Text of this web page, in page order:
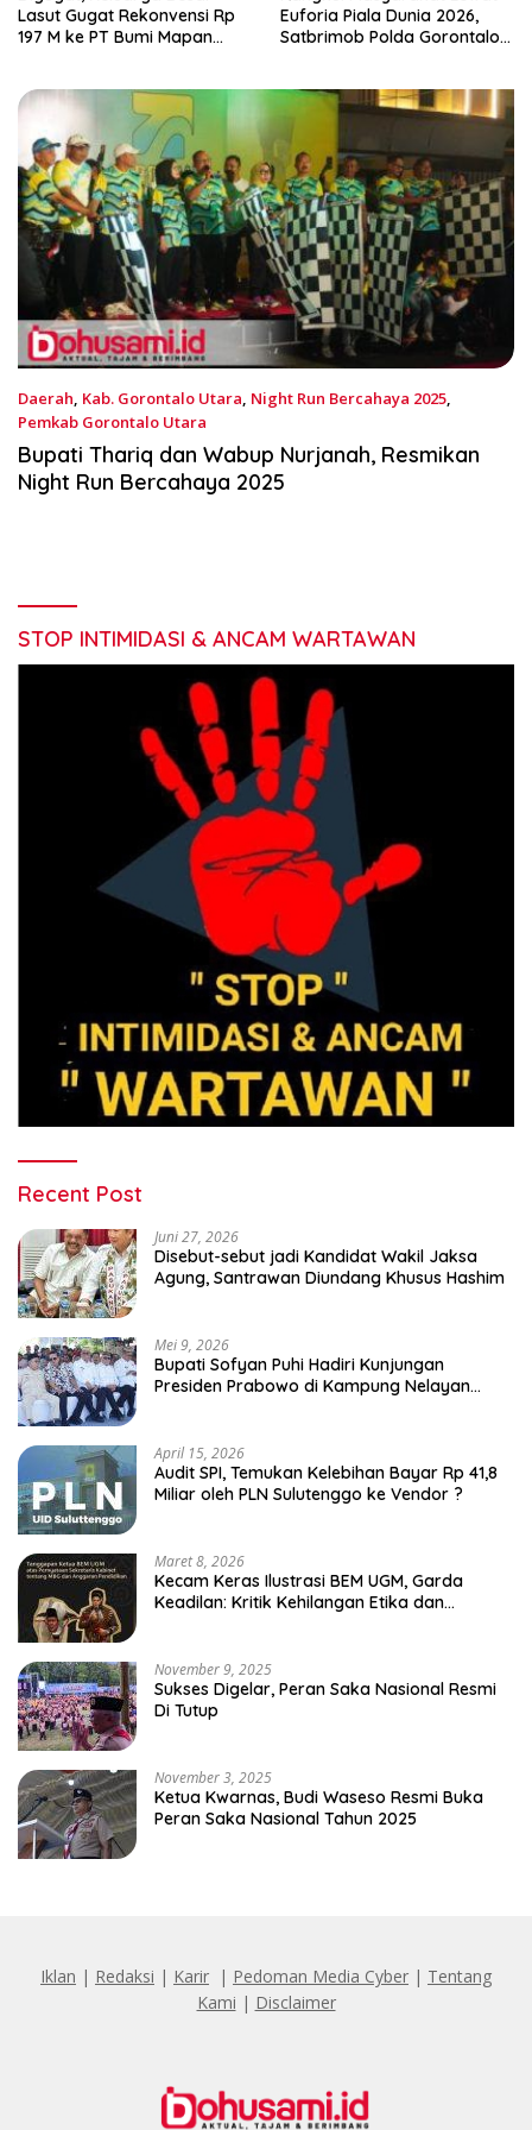
Lasut Gugat Rekonvensi Rp
197 M ke PT Bumi Mapan
Euforia Piala Dunia 2026,
Satbrimob Polda Gorontalo
Daerah, Kab. Gorontalo Utara, Night Run Bercahaya 2025,
Pemkab Gorontalo Utara
Desember 17, 2025
Bupati Thariq dan Wabup Nurjanah, Resmikan
Night Run Bercahaya 2025
STOP INTIMIDASI & ANCAM WARTAWAN
Recent Post
Juni 27, 2026
Disebut-sebut jadi Kandidat Wakil Jaksa
Agung, Santrawan Diundang Khusus Hashim
Mei 9, 2026
Bupati Sofyan Puhi Hadiri Kunjungan
Presiden Prabowo di Kampung Nelayan
April 15, 2026
Audit SPI, Temukan Kelebihan Bayar Rp 41,8
Miliar oleh PLN Sulutenggo ke Vendor ?
Maret 8, 2026
Kecam Keras Ilustrasi BEM UGM, Garda
Keadilan: Kritik Kehilangan Etika dan
November 9, 2025
Sukses Digelar, Peran Saka Nasional Resmi
Di Tutup
November 3, 2025
Ketua Kwarnas, Budi Waseso Resmi Buka
Peran Saka Nasional Tahun 2025
Iklan | Redaksi | Karir | Pedoman Media Cyber | Tentang
Kami | Disclaimer